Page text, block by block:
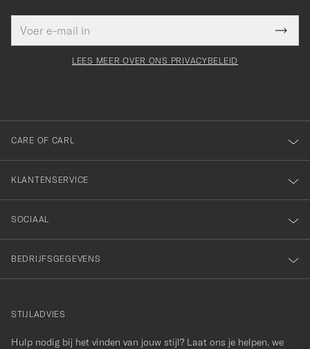
mailadres
veldBedankt
voor
onze
nieuwsbrief!
LEES MEER OVER ONS PRIVACYBELEID
CARE OF CARL
KLANTENSERVICE
SOCIAAL
BEDRIJFSGEGEVENS
STIJLADVIES
Hulp nodig bij het vinden van jouw stijl? Laat ons je helpen, we